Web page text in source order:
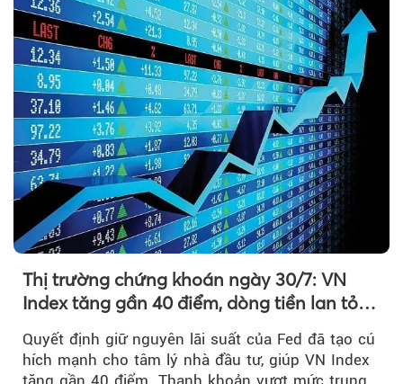
Thị trường chứng khoán ngày 30/7: VN
Index tăng gần 40 điểm, dòng tiền lan tỏa
mạnh sau tín hiệu tích cực từ Fed
Quyết định giữ nguyên lãi suất của Fed đã tạo cú
hích mạnh cho tâm lý nhà đầu tư, giúp VN Index